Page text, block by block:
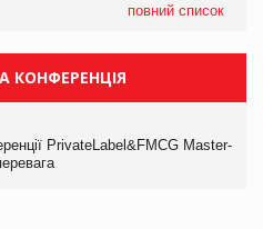
повний список
КОНФЕРЕНЦІЯ
PrivateLabel&FMCG Master-